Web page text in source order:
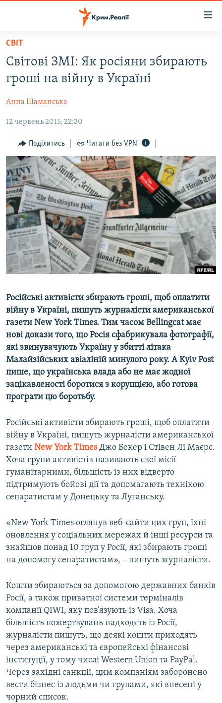
Перейти
основного
матеріалу
Перейти
до
навігації
Перейти
пошуку
ВІДЕО ТА ФОТО
ПОЛІТИКА
БЛОГИ
ПОГЛЯД
ІНТЕРВ'Ю
ВСЕ ЗА ДЕНЬ
СПЕЦПРОЕКТИ
ДЕПОРТАЦІЯ
ВІДЕОУРОКИ «ELIFBE»
СВІДЧЕННЯ ОКУПАЦІЇ
УКРАЇНСЬКА ПРОБЛЕМА КРИМУ
ЯК ОБІЙТИ БЛОКУВАННЯ
Русский
Qırımtatar
Усі сайти RFE/RL
СВІТ
Світові ЗМІ: Як росіяни збирають
гроші на війну в Україні
Анна Шаманська
12 червень 2015, 22:30
Поділитись Читати без VPN
Російські активісти збирають гроші, щоб оплатити
війну в Україні, пишуть журналісти американської
газети New York Times. Тим часом Bellingcat має
нові докази того, що Росія сфабрикувала фотографії,
які звинувачують Україну у збитті літака
Малайзійських авіаліній минулого року. А Kyiv Post
пише, що українська влада або не має жодної
зацікавленості боротися з корупцією, або готова
програти цю боротьбу.
Російські активісти збирають гроші, щоб оплатити
війну в Україні, пишуть журналісти американської
газети New York TimesДжо Бекер і Стівен Лі Маєрс.
Хоча групи активістів називають свої місії
гуманітарними, більшість із них відверто
підтримують бойові дії та допомагають технікою
сепаратистам у Донецьку та Луганську.
«New York Times оглянув веб-сайти цих груп, їхні
оновлення у соціальних мережах й інші ресурси та
знайшов понад 10 груп у Росії, які збирають гроші
на допомогу сепаратистам», – пишуть журналісти.
Кошти збираються за допомогою державних банків
Росії, а також приватної системи терміналів
компанії QIWI, яку пов’язують із Visa. Хоча
більшість пожертвувань надходять із Росії,
журналісти пишуть, що деякі кошти приходять
через американські та європейські фінансові
інституції, у тому числі Western Union та PayPal.
Через західні санкції, цим компаніям заборонено
вести бізнес із людьми чи групами, які внесені у
чорний список.